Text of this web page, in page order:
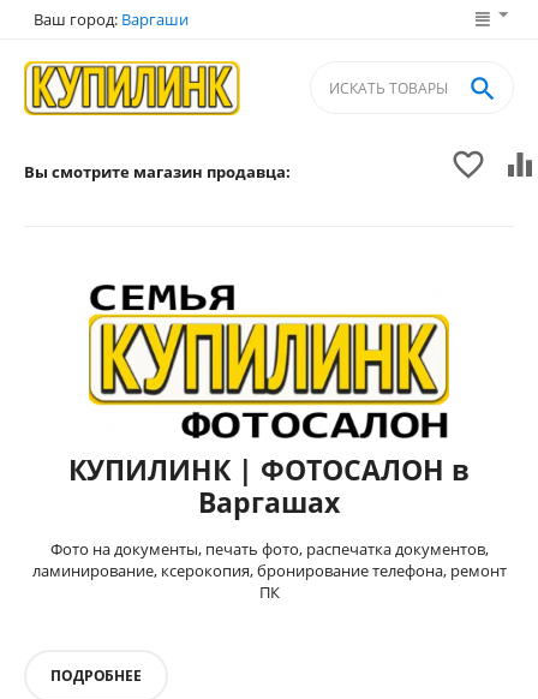
Ваш город: Варгаши
 

Вы смотрите магазин продавца:
КУПИЛИНК | ФОТОСАЛОН в
Варгашах
Фото на документы, печать фото, распечатка документов,
ламинирование, ксерокопия, бронирование телефона, ремонт
ПК
ПОДРОБНЕЕ